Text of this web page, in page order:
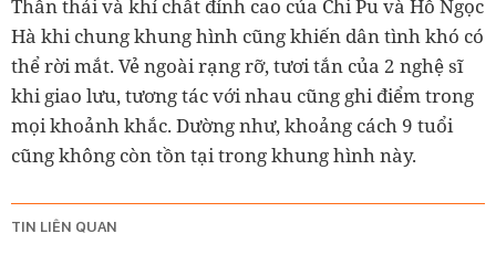
Thần thái và khí chất đỉnh cao của Chi Pu và Hồ Ngọc
Hà khi chung khung hình cũng khiến dân tình khó có
thể rời mắt. Vẻ ngoài rạng rỡ, tươi tắn của 2 nghệ sĩ
khi giao lưu, tương tác với nhau cũng ghi điểm trong
mọi khoảnh khắc. Dường như, khoảng cách 9 tuổi
cũng không còn tồn tại trong khung hình này.
TIN LIÊN QUAN